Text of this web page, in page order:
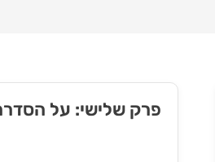
פרק שלישי: על